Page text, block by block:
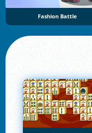
Fashion Battle